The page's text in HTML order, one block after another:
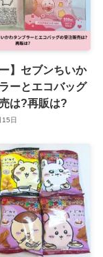
】セブンちいか
ーとエコバッグ
は?再販は?
日